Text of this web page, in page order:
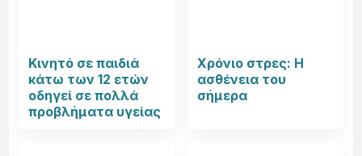
Κινητό σε παιδιά
κάτω των 12 ετών
οδηγεί σε πολλά
προβλήματα υγείας
Χρόνιο στρες: Η
ασθένεια του
σήμερα